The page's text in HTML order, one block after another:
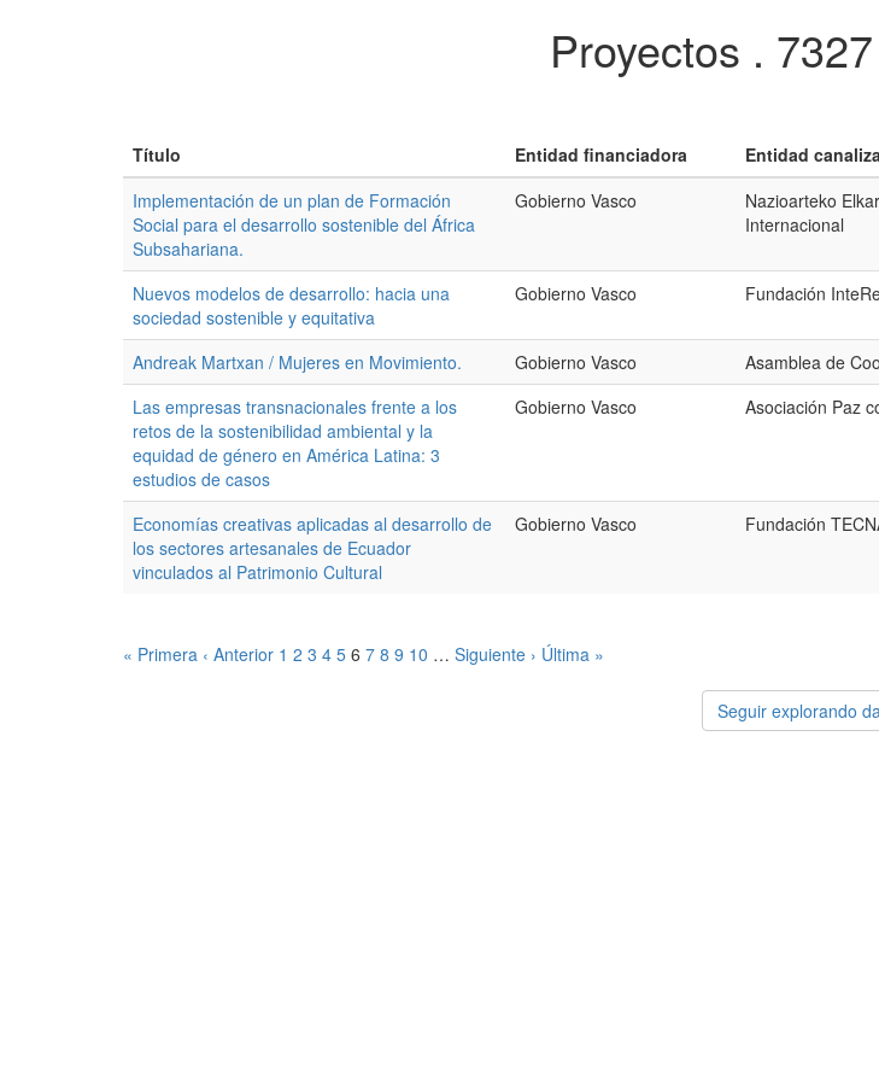
Proyectos .
Título Entidad financiadora Entidad
Implementación de un plan de Formación
Social para el desarrollo sostenible del África
Subsahariana.
Gobierno Vasco
Nazioarteko
Internacional
Nuevos modelos de desarrollo: hacia una
sociedad sostenible y equitativa
Gobierno Vasco Fundación
Andreak Martxan / Mujeres en Movimiento. Gobierno Vasco Asamblea de
Las empresas transnacionales frente a los
retos de la sostenibilidad ambiental y la
equidad de género en América Latina: 3
estudios de casos
Gobierno Vasco Asociación Paz
Economías creativas aplicadas al desarrollo de
los sectores artesanales de Ecuador
vinculados al Patrimonio Cultural
Gobierno Vasco Fundación
« Primera ‹ Anterior 1 2 3 4 5 6 7 8 9 10 … Siguiente › Última »
Seguir explorando